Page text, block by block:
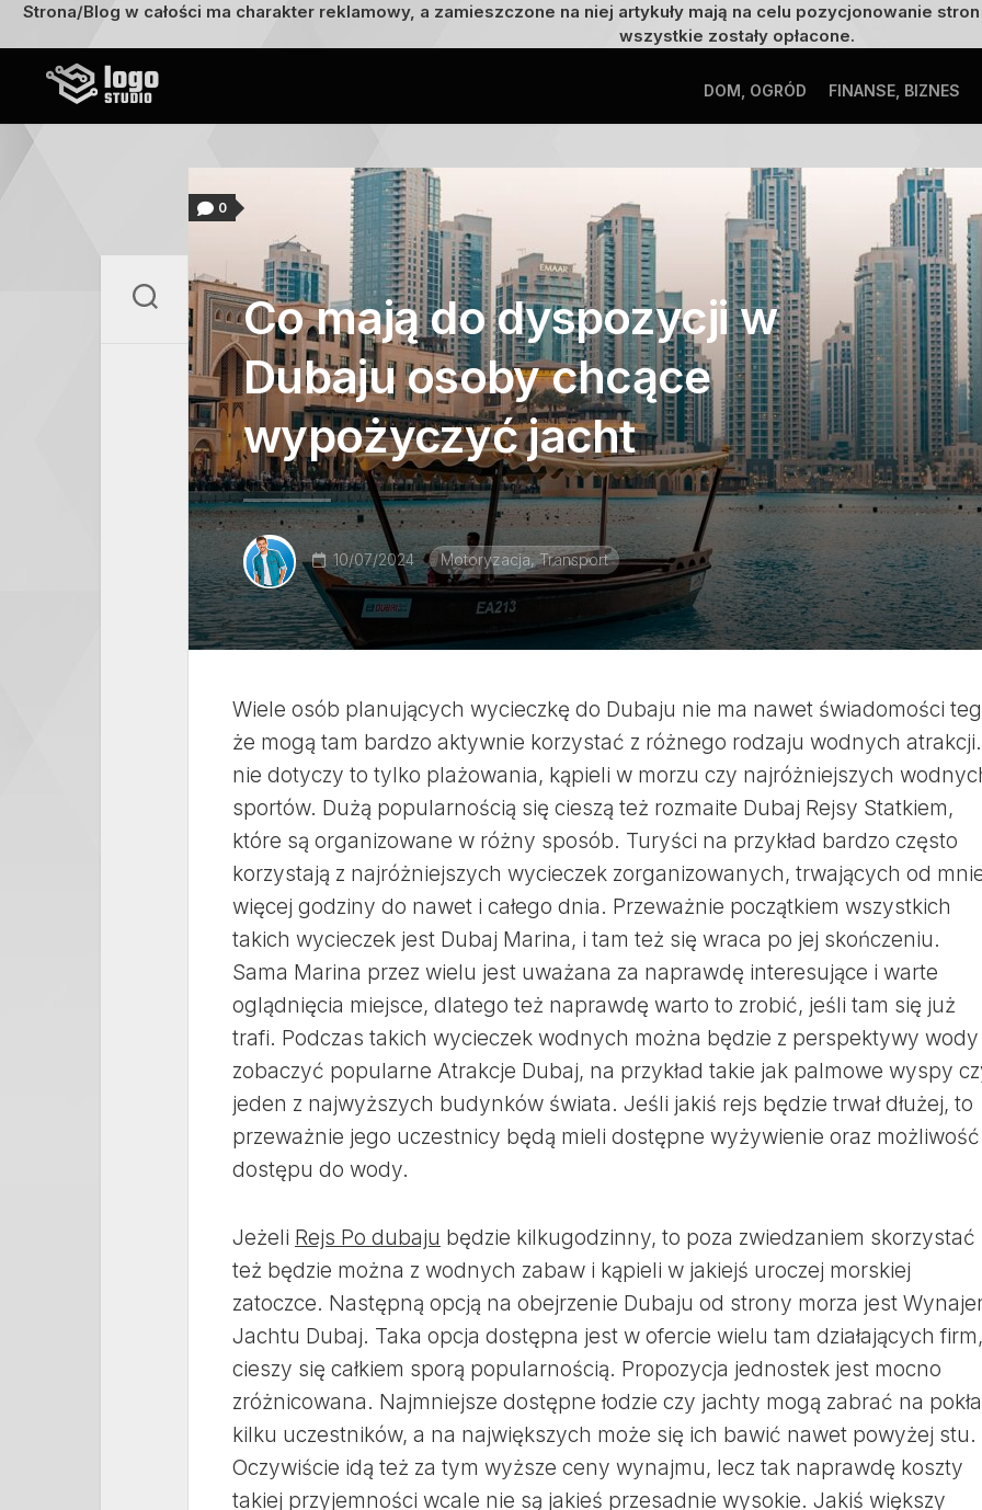
Strona/Blog w całości ma charakter reklamowy, a zamieszczone na niej artykuły mają na celu pozycjonowanie
wszystkie zostały opłacone.
DOM, OGRÓD FINANSE, BIZNES
0
Co mają do dyspozycji w
Dubaju osoby chcące
wypożyczyć jacht
10/07/2024 Motoryzacja, Transport
Wiele osób planujących wycieczkę do Dubaju nie ma nawet świadomości
że mogą tam bardzo aktywnie korzystać z różnego rodzaju wodnych
nie dotyczy to tylko plażowania, kąpieli w morzu czy najróżniejszych
sportów. Dużą popularnością się cieszą też rozmaite Dubaj Rejsy Statkiem,
które są organizowane w różny sposób. Turyści na przykład bardzo często
korzystają z najróżniejszych wycieczek zorganizowanych, trwających od
więcej godziny do nawet i całego dnia. Przeważnie początkiem wszystkich
takich wycieczek jest Dubaj Marina, i tam też się wraca po jej skończeniu.
Sama Marina przez wielu jest uważana za naprawdę interesujące i warte
oglądnięcia miejsce, dlatego też naprawdę warto to zrobić, jeśli tam się już
trafi. Podczas takich wycieczek wodnych można będzie z perspektywy wody
zobaczyć popularne Atrakcje Dubaj, na przykład takie jak palmowe wyspy
jeden z najwyższych budynków świata. Jeśli jakiś rejs będzie trwał dłużej, to
przeważnie jego uczestnicy będą mieli dostępne wyżywienie oraz możliwość
dostępu do wody.
Jeżeli Rejs Po dubaju będzie kilkugodzinny, to poza zwiedzaniem skorzystać
też będzie można z wodnych zabaw i kąpieli w jakiejś uroczej morskiej
zatoczce. Następną opcją na obejrzenie Dubaju od strony morza jest
Jachtu Dubaj. Taka opcja dostępna jest w ofercie wielu tam działających
cieszy się całkiem sporą popularnością. Propozycja jednostek jest mocno
zróżnicowana. Najmniejsze dostępne łodzie czy jachty mogą zabrać na
kilku uczestników, a na największych może się ich bawić nawet powyżej stu.
Oczywiście idą też za tym wyższe ceny wynajmu, lecz tak naprawdę koszty
takiej przyjemności wcale nie są jakieś przesadnie wysokie. Jakiś większy